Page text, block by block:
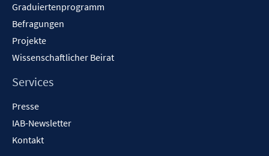
Graduiertenprogramm
Befragungen
Projekte
Wissenschaftlicher Beirat
Services
Presse
IAB-Newsletter
Kontakt